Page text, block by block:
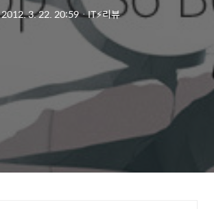
2012. 3. 22. 20:59ㆍIT⚡리뷰